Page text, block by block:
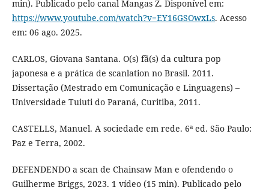
min). Publicado pelo canal Mangas Z. Disponível em:
https://www.youtube.com/watch?v=EY16GSOwxLs. Acesso
em: 06 ago. 2025.
CARLOS, Giovana Santana. O(s) fã(s) da cultura pop
japonesa e a prática de scanlation no Brasil. 2011.
Dissertação (Mestrado em Comunicação e Linguagens) –
Universidade Tuiuti do Paraná, Curitiba, 2011.
CASTELLS, Manuel. A sociedade em rede. 6ª ed. São Paulo:
Paz e Terra, 2002.
DEFENDENDO a scan de Chainsaw Man e ofendendo o
Guilherme Briggs, 2023. 1 vídeo (15 min). Publicado pelo